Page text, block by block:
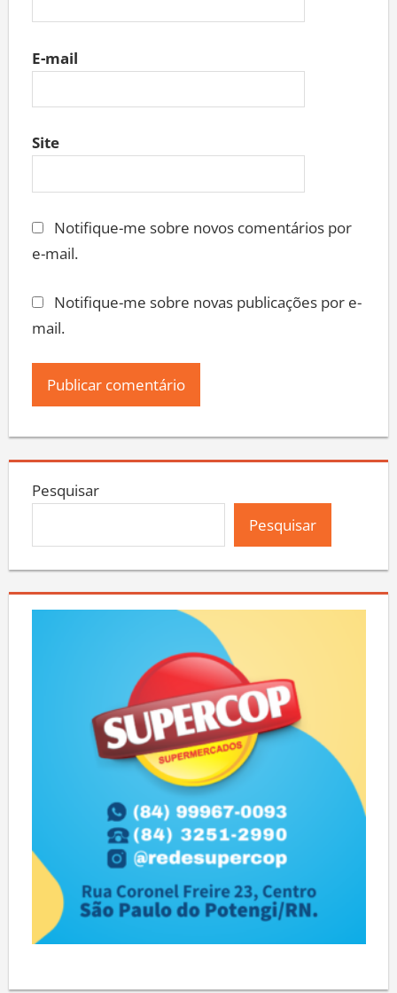
E-mail
Site
Notifique-me sobre novos comentários por
e-mail.
Notifique-me sobre novas publicações por e-
mail.
Pesquisar
Pesquisar